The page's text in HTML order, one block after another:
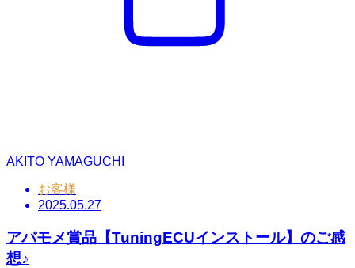
AKITO YAMAGUCHI
お客様
2025.05.27
アバモメ賞品【TuningECUインストール】のご感
想♪